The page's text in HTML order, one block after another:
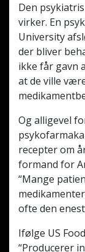
Den
virker. En
University
der bliver
ikke får gavn
at de ville
Og alligevel
recepter om
formand for
“Mange
ofte den
Ifølge US
“Producerer